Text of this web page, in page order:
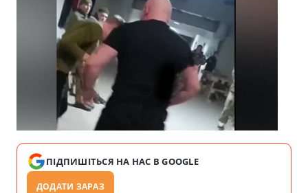
ПІДПИШІТЬСЯ НА НАС В GOOGLE
ДОДАТИ ЗАРАЗ